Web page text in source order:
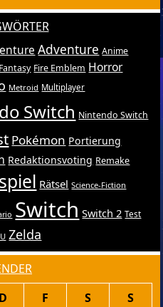
Adventure Anime
Fire Emblem Horror
Metroid Multiplayer
Switch Nintendo Switch
Pokémon Portierung
Redaktionsvoting Remake
Rätsel Science-Fiction
Switch Switch 2 Test
Zelda
D F S
S